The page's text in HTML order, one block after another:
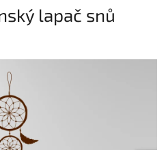
lapač snů